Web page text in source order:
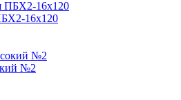
16х120
№2